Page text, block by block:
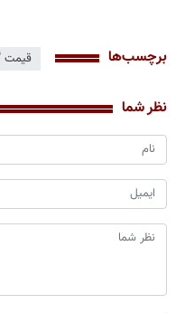
برچسب‌ها قیمت
نظر شما